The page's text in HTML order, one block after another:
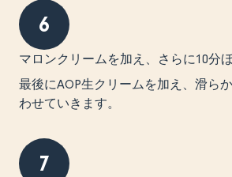
6
マロンクリームを加え、さらに10分
最後にAOP生クリームを加え、滑ら
わせていきます。
7